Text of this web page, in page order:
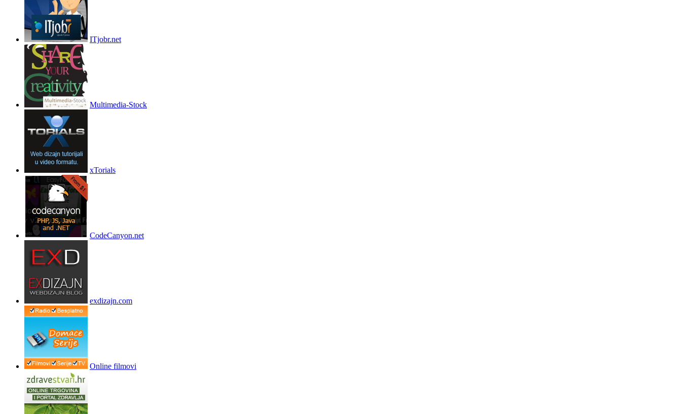
ITjobr.net
Multimedia-Stock
xTorials
CodeCanyon.net
exdizajn.com
Online filmovi